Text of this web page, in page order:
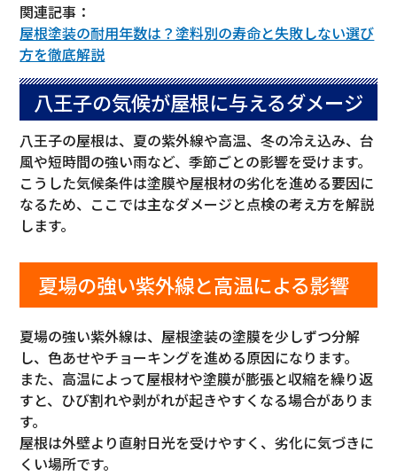
関連記事：
屋根塗装の耐用年数は？塗料別の寿命と失敗しない選び
方を徹底解説
八王子の気候が屋根に与えるダメージ
八王子の屋根は、夏の紫外線や高温、冬の冷え込み、台
風や短時間の強い雨など、季節ごとの影響を受けます。
こうした気候条件は塗膜や屋根材の劣化を進める要因に
なるため、ここでは主なダメージと点検の考え方を解説
します。
夏場の強い紫外線と高温による影響
夏場の強い紫外線は、屋根塗装の塗膜を少しずつ分解
し、色あせやチョーキングを進める原因になります。
また、高温によって屋根材や塗膜が膨張と収縮を繰り返
すと、ひび割れや剥がれが起きやすくなる場合がありま
す。
屋根は外壁より直射日光を受けやすく、劣化に気づきに
くい場所です。